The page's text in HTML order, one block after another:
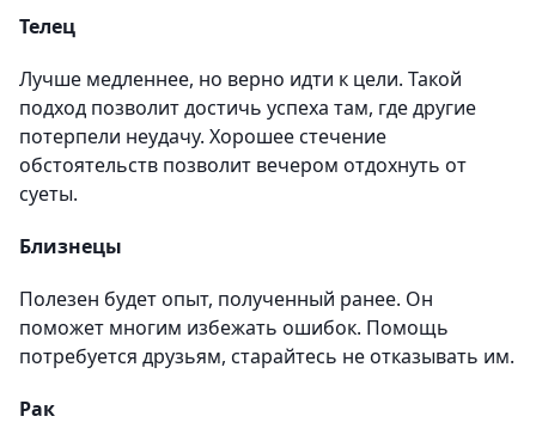
Телец
Лучше медленнее, но верно идти к цели. Такой
подход позволит достичь успеха там, где другие
потерпели неудачу. Хорошее стечение
обстоятельств позволит вечером отдохнуть от
суеты.
Близнецы
Полезен будет опыт, полученный ранее. Он
поможет многим избежать ошибок. Помощь
потребуется друзьям, старайтесь не отказывать им.
Рак